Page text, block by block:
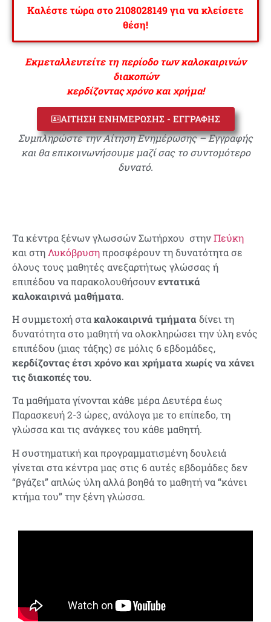
Καλέστε τώρα στο 2108028149 για να κλείσετε
θέση!
Εκμεταλλευτείτε τη περίοδο των καλοκαιρινών
διακοπών
κερδίζοντας χρόνο και χρήμα!
ΑΙΤΗΣΗ ΕΝΗΜΕΡΩΣΗΣ - ΕΓΓΡΑΦΗΣ
Συμπληρώστε την Αίτηση Ενημέρωσης – Εγγραφής
και θα επικοινωνήσουμε μαζί σας το συντομότερο
δυνατό.
Τα κέντρα ξένων γλωσσών Σωτήρχου στηνΠεύκη
και στη Λυκόβρυσηπροσφέρουν τη δυνατότητα σε
όλους τους μαθητές ανεξαρτήτως γλώσσας ή
επιπέδου να παρακολουθήσουνεντατικά
καλοκαιρινά μαθήματα.
Η συμμετοχή στακαλοκαιρινά τμήματα δίνει τη
δυνατότητα στο μαθητή να ολοκληρώσει την ύλη ενός
επιπέδου (μιας τάξης) σε μόλις 6 εβδομάδες,
κερδίζοντας έτσι χρόνο και χρήματα χωρίς να χάνει
τις διακοπές του.
Τα μαθήματα γίνονται κάθε μέρα Δευτέρα έως
Παρασκευή 2-3 ώρες, ανάλογα με το επίπεδο, τη
γλώσσα και τις ανάγκες του κάθε μαθητή.
Η συστηματική και προγραμματισμένη δουλειά
γίνεται στα κέντρα μας στις 6 αυτές εβδομάδες δεν
“βγάζει” απλώς ύλη αλλά βοηθά το μαθητή να “κάνει
κτήμα του” την ξένη γλώσσα.